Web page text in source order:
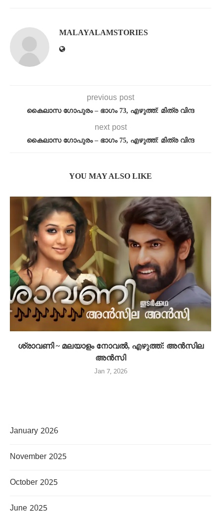
MALAYALAMSTORIES
previous post
കൈലാസ ഗോപുരം – ഭാഗം 73, എഴുത്ത്: മിത്ര വിന്ദ
next post
കൈലാസ ഗോപുരം – ഭാഗം 75, എഴുത്ത്: മിത്ര വിന്ദ
YOU MAY ALSO LIKE
ശ്രാവണി ~ മലയാളം നോവൽ, എഴുത്ത്: അൻസില
അൻസി
Jan 7, 2026
January 2026
November 2025
October 2025
June 2025